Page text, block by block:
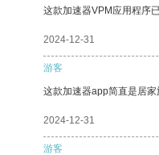
这款加速器VPM应用程序
2024-12-31
游客
这款加速器app简直是居
2024-12-31
游客